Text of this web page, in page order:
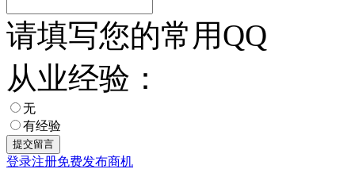
请填写您的常用QQ
从业经验：
无
有经验
登录注册免费发布商机